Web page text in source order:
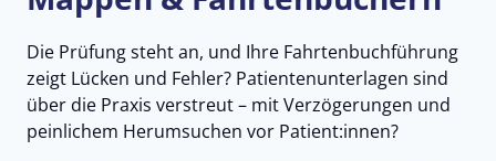
Die Prüfung steht an, und Ihre Fahrtenbuchführung
zeigt Lücken und Fehler? Patientenunterlagen sind
über die Praxis verstreut – mit Verzögerungen und
peinlichem Herumsuchen vor Patient:innen?